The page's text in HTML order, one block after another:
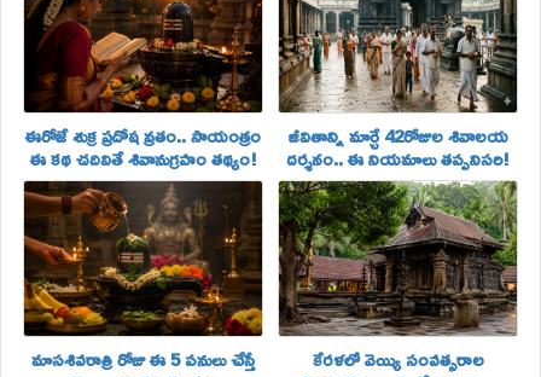
ఈరోజే శుక్ర ప్రదోష వ్రతం.. సాయంత్రం
ఈ కథ చదివితే శివానుగ్రహం తథ్యం!
జీవితాన్ని మార్చే 42రోజుల శివాలయ
దర్శనం.. ఈ నియమాలు తప్పనిసరి!
మాసశివరాత్రి రోజు ఈ 5 పనులు చేస్తే కేరళలో వెయ్యి సంవత్సరాల